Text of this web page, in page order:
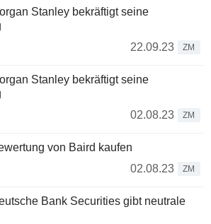
Stanley bekräftigt seine
22.09.23
ZM
Stanley bekräftigt seine
02.08.23
ZM
von Baird kaufen
02.08.23
ZM
Bank Securities gibt neutrale